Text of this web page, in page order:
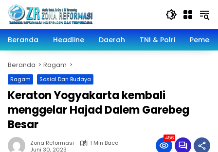
Langsung
konten
Beranda
Headline Daerah TNI & Polri
Beranda Ragam
Ragam Sosial Dan Budaya
Keraton Yogyakarta kembali
menggelar Hajad Dalem Garebeg
Besar
Zona Reformasi
1 Min Baca
Juni 30, 2023
456